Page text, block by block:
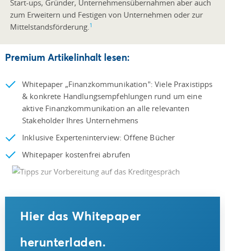
Start-ups, Gründer, Unternehmensübernahmen aber auch
zum Erweitern und Festigen von Unternehmen oder zur
Mittelstandsförderung.1
Premium Artikelinhalt lesen:
Whitepaper „Finanzkommunikation": Viele Praxistipps
& konkrete Handlungsempfehlungen rund um eine
aktive Finanzkommunikation an alle relevanten
Stakeholder Ihres Unternehmens
Inklusive Experteninterview: Offene Bücher
Whitepaper kostenfrei abrufen
Hier das Whitepaper
herunterladen.